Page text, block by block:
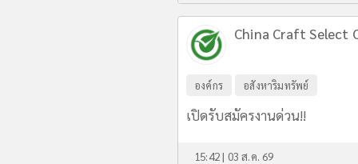
China Craft Select
องค์กร อสังหาริมทรัพย์
เปิดรับสมัครงานด่วน!!
15:42 | 03 ส.ค. 69